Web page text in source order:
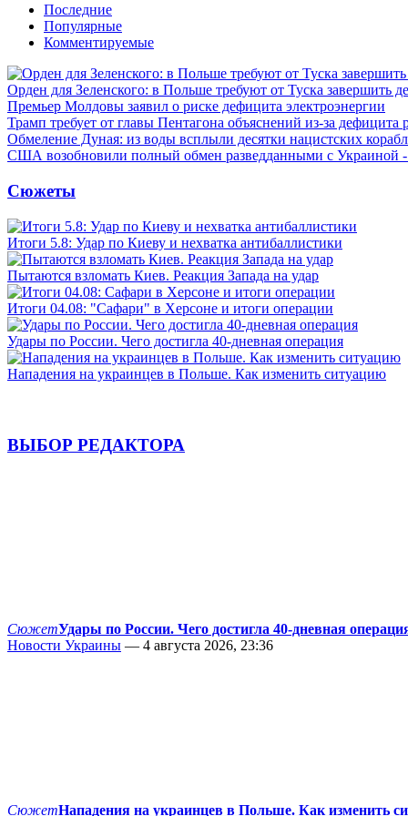
Последние
Популярные
Комментируемые
Орден для Зеленского: в Польше требуют от Туска завершить
Премьер Молдовы заявил о риске дефицита электроэнергии
Трамп требует от главы Пентагона объяснений из-за
Обмеление Дуная: из воды всплыли десятки нацистских
США возобновили полный обмен разведданными с
Сюжеты
Итоги 5.8: Удар по Киеву и нехватка антибаллистики
Пытаются взломать Киев. Реакция Запада на удар
Итоги 04.08: "Сафари" в Херсоне и итоги операции
Удары по России. Чего достигла 40-дневная операция
Нападения на украинцев в Польше. Как изменить ситуацию
ВЫБОР РЕДАКТОРА
СюжетУдары по России. Чего достигла 40-дневная
Новости Украины — 4 августа 2026, 23:36
СюжетНападения на украинцев в Польше. Как изменить